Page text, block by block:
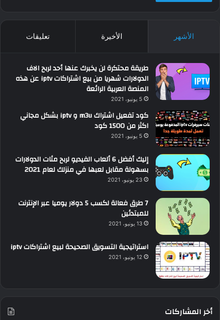
الأشهر الأخيرة تعليقات
طريقة محتكرة لن يخبرك عنها أحد لربح الاف
الدولارات شهريا من بيع اشتراكات iptv عن هذه
المنصة العربية الرائعة
5 يونيو، 2021
كود تفعيل اشتراك m3u و iptv بشكل مجاني
اكثر من 1500 كود
5 يونيو، 2021
إليك أفضل 6 ألعاب الفيديو لربح مئات الدولارات
بسهولة مقابل لعبها في منزلك لعام 2021
23 يونيو، 2021
7 طرق فعالة لكسب 5 دولار يوميا عبر الإنترنت
للمبتدئين
13 يونيو، 2021
استراتيجية التسويق الصحيحة لبيع اشتراكات iptv
12 يونيو، 2021
أخر المشاركات